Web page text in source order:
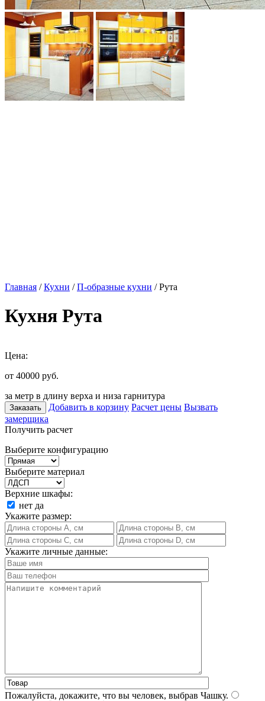
Главная /Кухни /П-образные кухни / Рута
Кухня Рута
Цена:
от 40000 руб.
за метр в длину верха и низа гарнитура
Заказать Добавить в корзину Расчет цены Вызвать
замерщика
Получить расчет
Выберите конфигурацию
Выберите материал
Верхние шкафы:
нет да
Укажите размер:
Укажите личные данные:
Пожалуйста, докажите, что вы человек, выбрав Чашку.